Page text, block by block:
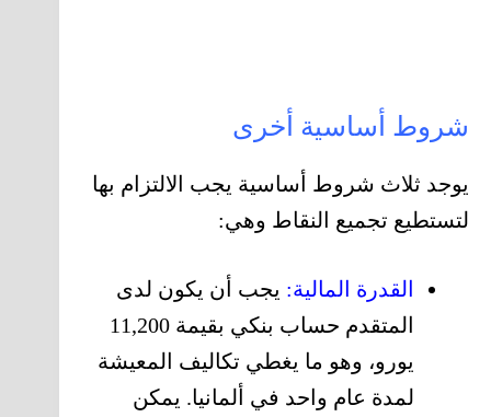
شروط أساسية أخرى
يوجد ثلاث شروط أساسية يجب الالتزام بها
لتستطيع تجميع النقاط وهي:
القدرة المالية: يجب أن يكون لدى
المتقدم حساب بنكي بقيمة 11,200
يورو، وهو ما يغطي تكاليف المعيشة
لمدة عام واحد في ألمانيا. يمكن